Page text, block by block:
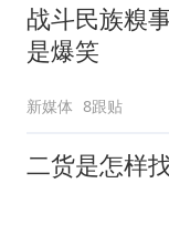
战斗民族糗
是爆笑
新媒体 8跟贴
二货是怎样